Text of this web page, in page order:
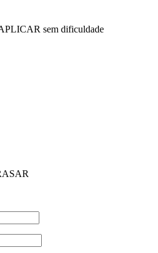
sem dificuldade